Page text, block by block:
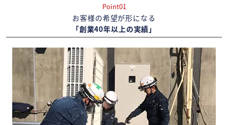
Point01
お客様の希望が形になる
「創業40年以上の実績」